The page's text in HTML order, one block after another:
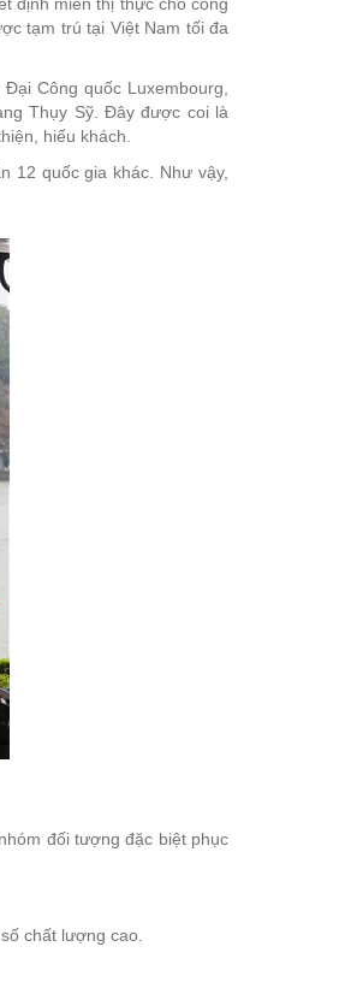
tạm trú tại Việt Nam tối đa
Công quốc Luxembourg,
Thụy Sỹ. Đây được coi là
hiếu khách.
12 quốc gia khác. Như vậy,
đối tượng đặc biệt phục
chất lượng cao.